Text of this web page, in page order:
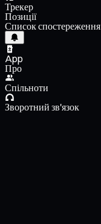
Трекер
Позиції
Список спостереження
App
Про
Спільноти
Зворотний зв'язок